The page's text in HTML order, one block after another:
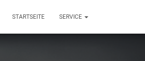
STARTSEITE SERVICE